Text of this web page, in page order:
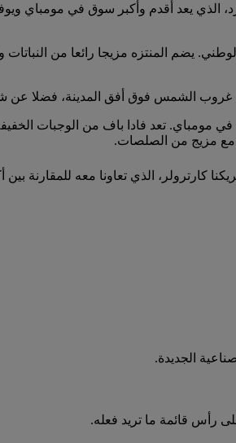
الذي يعد أقدم وأكبر سوق في مومباي
الشمس فوق أفق المدينة، فضلا عن
مومباي. تعد فادا باف من الوجبات
مع مزيج من الصلصات.
الجديدة.
رأس قائمة ما تريد فعله.